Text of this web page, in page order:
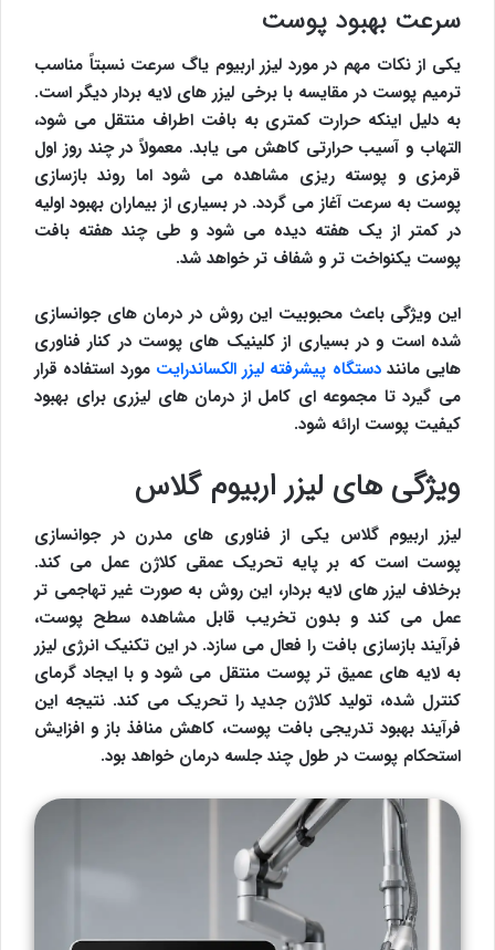
سرعت بهبود پوست
یکی از نکات مهم در مورد لیزر اربیوم یاگ سرعت نسبتاً مناسب
ترمیم پوست در مقایسه با برخی لیزر های لایه بردار دیگر است.
به دلیل اینکه حرارت کمتری به بافت اطراف منتقل می شود،
التهاب و آسیب حرارتی کاهش می یابد. معمولاً در چند روز اول
قرمزی و پوسته ریزی مشاهده می شود اما روند بازسازی
پوست به سرعت آغاز می گردد. در بسیاری از بیماران بهبود اولیه
در کمتر از یک هفته دیده می شود و طی چند هفته بافت
پوست یکنواخت تر و شفاف تر خواهد شد.
این ویژگی باعث محبوبیت این روش در درمان های جوانسازی
شده است و در بسیاری از کلینیک های پوست در کنار فناوری
هایی ماننددستگاه پیشرفته لیزر الکساندرایت مورد استفاده قرار
می گیرد تا مجموعه ای کامل از درمان های لیزری برای بهبود
کیفیت پوست ارائه شود.
ویژگی های لیزر اربیوم گلاس
لیزر اربیوم گلاس یکی از فناوری های مدرن در جوانسازی
پوست است که بر پایه تحریک عمقی کلاژن عمل می کند.
برخلاف لیزر های لایه بردار، این روش به صورت غیر تهاجمی تر
عمل می کند و بدون تخریب قابل مشاهده سطح پوست،
فرآیند بازسازی بافت را فعال می سازد. در این تکنیک انرژی لیزر
به لایه های عمیق تر پوست منتقل می شود و با ایجاد گرمای
کنترل شده، تولید کلاژن جدید را تحریک می کند. نتیجه این
فرآیند بهبود تدریجی بافت پوست، کاهش منافذ باز و افزایش
استحکام پوست در طول چند جلسه درمان خواهد بود.